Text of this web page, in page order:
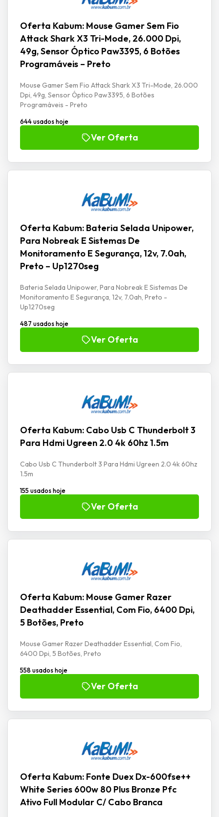
Oferta Kabum: Mouse Gamer Sem Fio
Attack Shark X3 Tri-Mode, 26.000 Dpi,
49g, Sensor Óptico Paw3395, 6 Botões
Programáveis – Preto
Mouse Gamer Sem Fio Attack Shark X3 Tri-Mode, 26.000
Dpi, 49g, Sensor Óptico Paw3395, 6 Botões
Programáveis - Preto
644 usados hoje
Ver Oferta
Oferta Kabum: Bateria Selada Unipower,
Para Nobreak E Sistemas De
Monitoramento E Segurança, 12v, 7.0ah,
Preto – Up1270seg
Bateria Selada Unipower, Para Nobreak E Sistemas De
Monitoramento E Segurança, 12v, 7.0ah, Preto -
Up1270seg
487 usados hoje
Ver Oferta
Oferta Kabum: Cabo Usb C Thunderbolt 3
Para Hdmi Ugreen 2.0 4k 60hz 1.5m
Cabo Usb C Thunderbolt 3 Para Hdmi Ugreen 2.0 4k 60hz
1.5m
155 usados hoje
Ver Oferta
Oferta Kabum: Mouse Gamer Razer
Deathadder Essential, Com Fio, 6400 Dpi,
5 Botões, Preto
Mouse Gamer Razer Deathadder Essential, Com Fio,
6400 Dpi, 5 Botões, Preto
558 usados hoje
Ver Oferta
Oferta Kabum: Fonte Duex Dx-600fse++
White Series 600w 80 Plus Bronze Pfc
Ativo Full Modular C/ Cabo Branca